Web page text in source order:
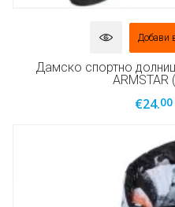
Добави
Дамско спортно
€24.00